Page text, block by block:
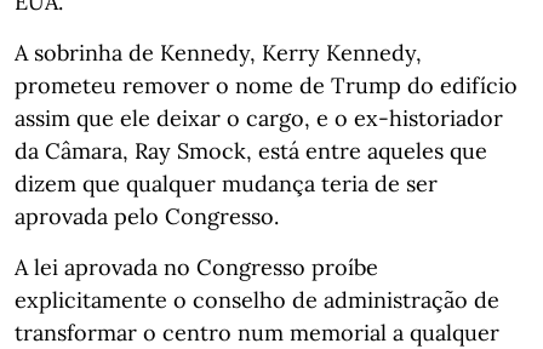
A sobrinha de Kennedy, Kerry Kennedy,
prometeu remover o nome de Trump do edifício
assim que ele deixar o cargo, e o ex-historiador
da Câmara, Ray Smock, está entre aqueles que
dizem que qualquer mudança teria de ser
aprovada pelo Congresso.
A lei aprovada no Congresso proíbe
explicitamente o conselho de administração de
transformar o centro num memorial a qualquer